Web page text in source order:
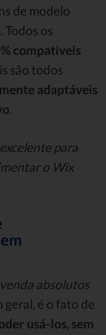
de modelo
os
compatíveis
são todos
adaptáveis
para
o Wix
absolutos
geral, é o fato de
usá-los, sem